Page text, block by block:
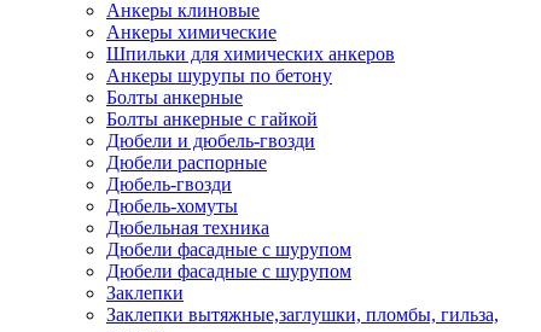
Анкеры клиновые
Анкеры химические
Шпильки для химических анкеров
Анкеры шурупы по бетону
Болты анкерные
Болты анкерные с гайкой
Дюбели и дюбель-гвозди
Дюбели распорные
Дюбель-гвозди
Дюбель-хомуты
Дюбельная техника
Дюбели фасадные с шурупом
Дюбели фасадные с шурупом
Заклепки
Заклепки вытяжные,заглушки, пломбы, гильза,